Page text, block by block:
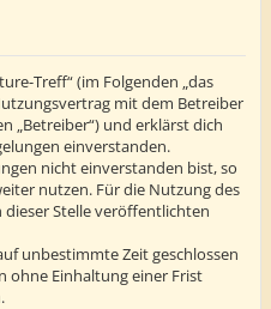
Treff“ (im Folgenden „das
mit dem Betreiber
„Betreiber“) und erklärst dich
einverstanden.
nicht einverstanden bist, so
nutzen. Für die Nutzung des
dieser Stelle veröffentlichten
unbestimmte Zeit geschlossen
ohne Einhaltung einer Frist